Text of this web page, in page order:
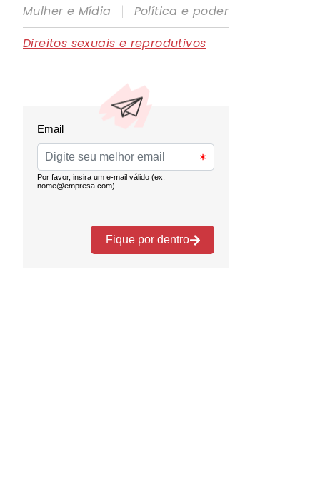
Mulher e Mídia
|
Política e poder
Direitos sexuais e reprodutivos